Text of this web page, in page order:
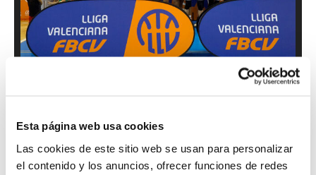
Esta página web usa cookies
Las cookies de este sitio web se usan para personalizar
el contenido y los anuncios, ofrecer funciones de redes
la defunció del pare del metge del HLA
Alacant, Jose Luis Bataller, pilota a l'aire en